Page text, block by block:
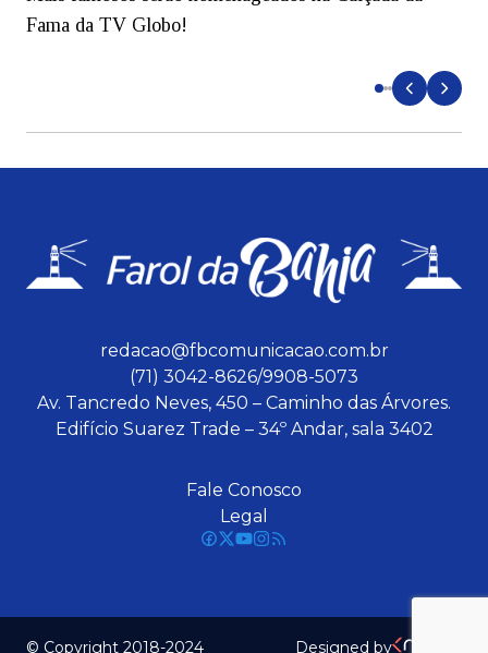
Fama da TV Globo!
redacao@fbcomunicacao.com.br
(71) 3042-8626/9908-5073
Av. Tancredo Neves, 450 – Caminho das Árvores.
Edifício Suarez Trade – 34º Andar, sala 3402
Fale Conosco
Legal
© Copyright 2018-2024 Designed by